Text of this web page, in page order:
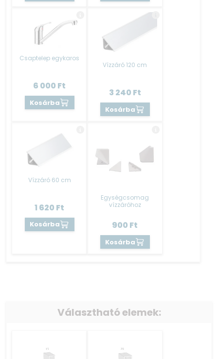
Csaptelep egykaros
6 000 Ft
Kosárba
Vízzáró 120 cm
3 240 Ft
Kosárba
Vízzáró 60 cm
1 620 Ft
Kosárba
Egységcsomag
vízzáróhoz
900 Ft
Kosárba
Választható elemek: